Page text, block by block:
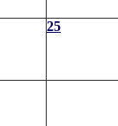
25